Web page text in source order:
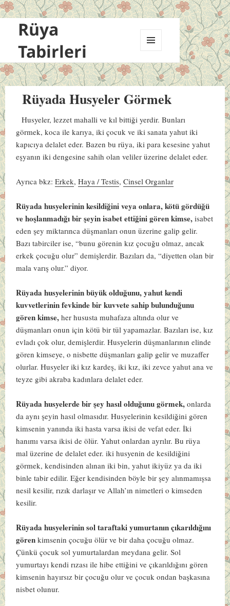
Rüya
Tabirleri
VE
BILEŞENLER
Rüyada Husyeler Görmek
Husyeler, lezzet mahalli ve kıl bittiği yerdir. Bunları
görmek, koca ile karıya, iki çocuk ve iki sanata yahut iki
kapıcıya delalet eder. Bazen bu rüya, iki para kesesine yahut
eşyanın iki dengesine sahih olan veliler üzerine delalet eder.
Ayrıca bkz:Erkek,Haya / Testis,Cinsel Organlar
Rüyada husyelerinin kesildiğini veya onlara, kötü gördüğü
ve hoşlanmadığı bir şeyin isabet ettiğini gören kimse, isabet
eden şey miktarınca düşmanları onun üzerine galip gelir.
Bazı tabirciler ise, “bunu görenin kız çocuğu olmaz, ancak
erkek çocuğu olur” demişlerdir. Bazıları da, “diyetten olan bir
mala varış olur.” diyor.
Rüyada husyelerinin büyük olduğunu, yahut kendi
kuvvetlerinin fevkinde bir kuvvete sahip bulunduğunu
gören kimse,her hususta muhafaza altında olur ve
düşmanları onun için kötü bir tül yapamazlar. Bazıları ise, kız
evladı çok olur, demişlerdir. Husyelerin düşmanlarının elinde
gören kimseye, o nisbette düşmanları galip gelir ve muzaffer
olurlar. Husyeler iki kız kardeş, iki kız, iki zevce yahut ana ve
teyze gibi akraba kadınlara delalet eder.
Rüyada husyelerde bir şey hasıl olduğunu görmek, onlarda
da aynı şeyin hasıl olmasıdır. Husyelerinin kesildiğini gören
kimsenin yanında iki hasta varsa ikisi de vefat eder. İki
hanımı varsa ikisi de ölür. Yahut onlardan ayrılır. Bu rüya
mal üzerine de delalet eder. iki husyenin de kesildiğini
görmek, kendisinden alınan iki bin, yahut ikiyüz ya da iki
binle tabir edilir. Eğer kendisinden böyle bir şey alınmamışsa
nesil kesilir, rızık darlaşır ve Allah’ın nimetleri o kimseden
kesilir.
Rüyada husyelerinin sol taraftaki yumurtanın çıkarıldığını
gören kimsenin çocuğu ölür ve bir daha çocuğu olmaz.
Çünkü çocuk sol yumurtalardan meydana gelir. Sol
yumurtayı kendi rızası ile hibe ettiğini ve çıkarıldığını gören
kimsenin hayırsız bir çocuğu olur ve çocuk ondan başkasına
nisbet olunur.